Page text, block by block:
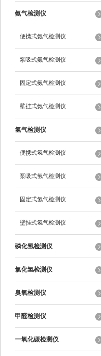
氨气检测仪
便携式氨气检测仪
泵吸式氨气检测仪
固定式氨气检测仪
壁挂式氨气检测仪
氢气检测仪
便携式氢气检测仪
泵吸式氢气检测仪
固定式氢气检测仪
壁挂式氢气检测仪
磷化氢检测仪
氯化氢检测仪
臭氧检测仪
甲醛检测仪
一氧化碳检测仪